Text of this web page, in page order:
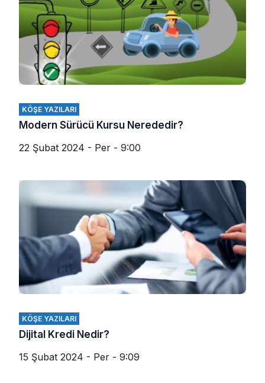
KÖŞE YAZILARI
Modern Sürücü Kursu Nerededir?
22 Şubat 2024 - Per - 9:00
KÖŞE YAZILARI
Dijital Kredi Nedir?
15 Şubat 2024 - Per - 9:09